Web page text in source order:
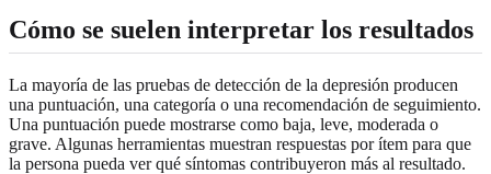
Cómo se suelen interpretar los resultados
La mayoría de las pruebas de detección de la depresión producen
una puntuación, una categoría o una recomendación de seguimiento.
Una puntuación puede mostrarse como baja, leve, moderada o
grave. Algunas herramientas muestran respuestas por ítem para que
la persona pueda ver qué síntomas contribuyeron más al resultado.